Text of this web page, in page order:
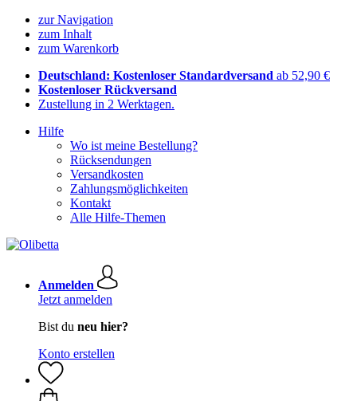
zur Navigation
zum Inhalt
zum Warenkorb
Deutschland: Kostenloser Standardversand ab 52,90 €
Kostenloser Rückversand
Zustellung in 2 Werktagen.
Hilfe
Wo ist meine Bestellung?
Rücksendungen
Versandkosten
Zahlungsmöglichkeiten
Kontakt
Alle Hilfe-Themen
Anmelden
Jetzt anmelden
Bist du neu hier?
Konto erstellen